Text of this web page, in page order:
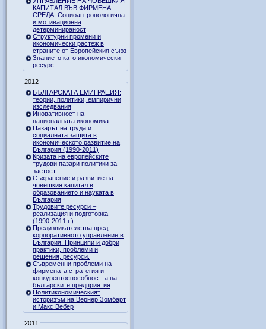
КАПИТАЛ ВЪВ ФИРМЕНА
СРЕДА. Социоантропологична
и мотивационна
детерминираност
Структурни промени и
икономически растеж в
страните от Европейския съюз
Знанието като икономически
ресурс
2012
БЪЛГАРСКАТА ЕМИГРАЦИЯ:
теории, политики, емпирични
изследвания
Иновативност на
националната икономика
Пазарът на труда и
социалната защита в
икономическото развитие на
България (1990-2011)
Кризата на европейските
трудови пазари политики за
заетост
Съхранение и развитие на
човешкия капитал в
образованието и науката в
България
Трудовите ресурси –
реализация и подготовка
(1990-2011 г.)
Предизвикателства пред
корпоративното управление в
България. Принципи и добри
практики, проблеми и
решения, ресурси.
Съвременни проблеми на
фирмената стратегия и
конкурентоспособността на
българските предприятия
Политикономическият
историзъм на Вернер Зомбарт
и Макс Вебер
2011